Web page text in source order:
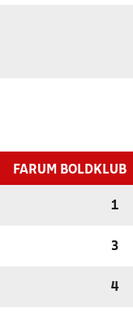
FARUM BOLDKLUB
1
3
4